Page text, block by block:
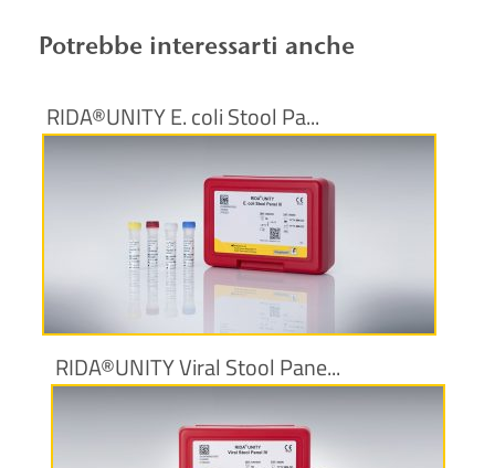
Potrebbe interessarti anche
RIDA®UNITY E. coli Stool Pa...
Maggiori informazioni
RIDA®UNITY Viral Stool Pane...